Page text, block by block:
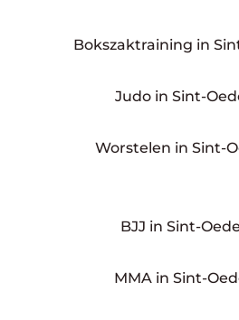
Bokszaktraining in
Judo in Sint-
Worstelen in Sint-
BJJ in Sint-
MMA in Sint-